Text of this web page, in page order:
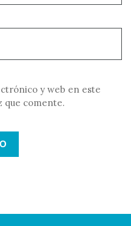
y web en este
que comente.